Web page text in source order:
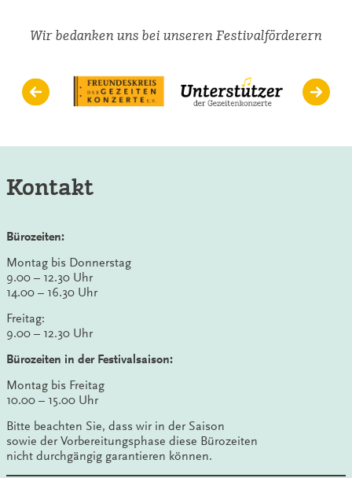
Wir bedanken uns bei unseren Festivalförderern
Kontakt
Bürozeiten:
Montag bis Donnerstag
9.00 – 12.30 Uhr
14.00 – 16.30 Uhr
Freitag:
9.00 – 12.30 Uhr
Bürozeiten in der Festivalsaison:
Montag bis Freitag
10.00 – 15.00 Uhr
Bitte beachten Sie, dass wir in der Saison
sowie der Vorbereitungsphase diese Bürozeiten
nicht durchgängig garantieren können.